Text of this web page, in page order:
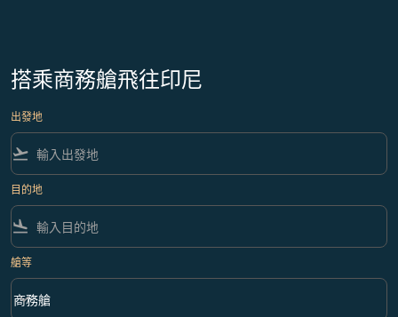
搭乘商務艙飛往印尼
出發地
flight_takeoff
目的地
flight_land
艙等
艙等 option 商務艙 Selected
商務艙
keyboard_arrow_down